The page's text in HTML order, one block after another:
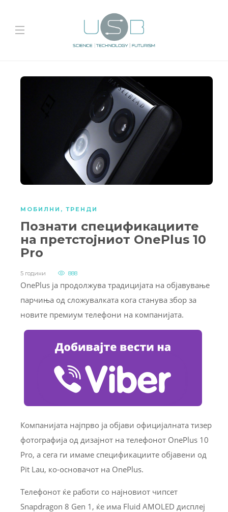
МОБИЛНИ , ТРЕНДИ
Познати спецификациите
на претстојниот OnePlus 10
Pro
5 години 888
OnePlus ја продолжува традицијата на објавување
парчиња од сложувалката кога станува збор за
новите премиум телефони на компанијата.
Компанијата најпрво ја објави официјалната тизер
фотографија од дизајнот на телефонот OnePlus 10
Pro, а сега ги имаме спецификациите објавени од
Pit Lau, ко-основачот на OnePlus.
Телефонот ќе работи со најновиот чипсет
Snapdragon 8 Gen 1, ќе има Fluid AMOLED дисплеј